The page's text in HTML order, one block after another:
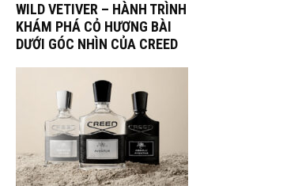
WILD VETIVER – HÀNH TRÌNH
KHÁM PHÁ CỎ HƯƠNG BÀI
DƯỚI GÓC NHÌN CỦA CREED